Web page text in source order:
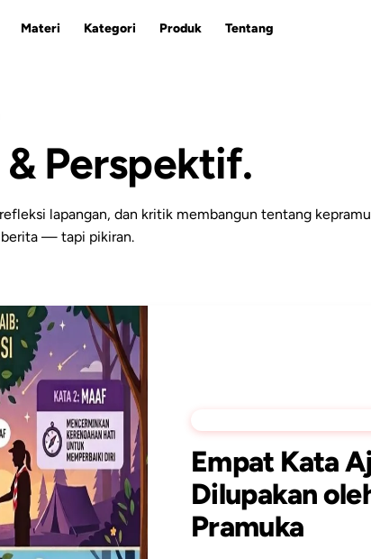
Materi Kategori Produk Tentang
ESC
& Perspektif.
lapangan, dan kritik membangun tentang
berita — tapi pikiran.
Empat Kata
Dilupakan
Pramuka